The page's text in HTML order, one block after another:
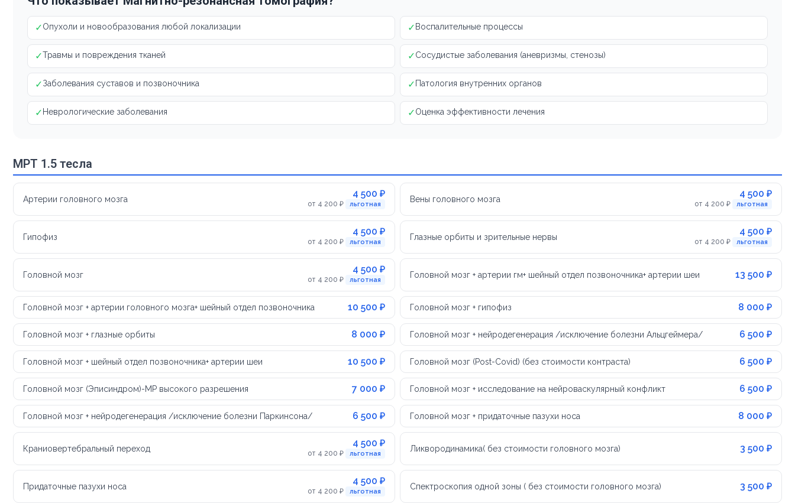
✓Опухоли и новообразования любой локализации ✓ Воспалительные процессы
✓Травмы и повреждения тканей ✓Сосудистые заболевания (аневризмы, стенозы)
✓Заболевания суставов и позвоночника ✓ Патология внутренних органов
✓ Неврологические заболевания ✓Оценка эффективности лечения
МРТ 1.5 тесла
Артерии головного мозга 4 500 ₽
от 4 200 ₽ льготная
Вены головного мозга 4 500 ₽
от 4 200 ₽ льготная
Гипофиз 4 500 ₽
от 4 200 ₽ льготная
Глазные орбиты и зрительные нервы 4 500 ₽
от 4 200 ₽ льготная
Головной мозг 4 500 ₽
от 4 200 ₽ льготная
Головной мозг + артерии гм+ шейный отдел позвоночника+ артерии шеи 13 500 ₽
Головной мозг + артерии головного мозга+ шейный отдел позвоночника 10 500 ₽ Головной мозг + гипофиз 8 000 ₽
Головной мозг + глазные орбиты 8 000 ₽ Головной мозг + нейродегенерация /исключение болезни Альцгеймера/ 6 500 ₽
Головной мозг + шейный отдел позвоночника+ артерии шеи 10 500 ₽ Головной мозг (Post-Covid) (без стоимости контраста) 6 500 ₽
Головной мозг (Эписиндром)-МР высокого разрешения 7 000 ₽ Головной мозг + исследование на нейроваскулярный конфликт 6 500 ₽
Головной мозг + нейродегенерация /исключение болезни Паркинсона/ 6 500 ₽ Головной мозг + придаточные пазухи носа 8 000 ₽
Краниовертебральный переход 4 500 ₽
от 4 200 ₽ льготная
Ликвородинамика( без стоимости головного мозга) 3 500 ₽
Придаточные пазухи носа 4 500 ₽
от 4 200 ₽ льготная
Спектроскопия одной зоны ( без стоимости головного мозга) 3 500 ₽